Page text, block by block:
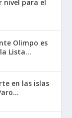
nivel para el
Olimpo es
Lista...
en las islas